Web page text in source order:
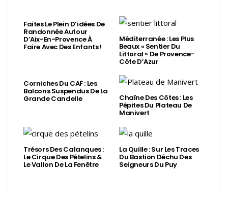
Faites Le Plein D’idées De
Randonnée Autour
D’Aix-En-Provence À
Faire Avec Des Enfants !
Méditerranée : Les Plus
Beaux « Sentier Du
Littoral » De Provence-
Côte D’Azur
Corniches Du CAF : Les
Balcons Suspendus De La
Grande Candelle Chaîne Des Côtes : Les
Pépites Du Plateau De
Manivert
Trésors Des Calanques :
Le Cirque Des Pételins &
Le Vallon De La Fenêtre
La Quille : Sur Les Traces
Du Bastion Déchu Des
Seigneurs Du Puy